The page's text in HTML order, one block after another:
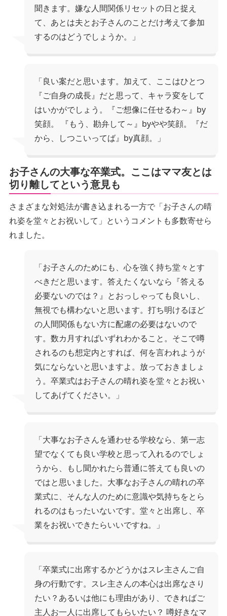
聞きます。嫌な人間関係リセットの日と捉え
て、あとは夫とお子さんのことだけ考えて参加
するのはどうでしょうか。」
「良い案だと思います。加えて、ここはひとつ
『ご自身の成長』だと思って、キャラ変をして
はいかがでしょう。『ご想像に任せるわ～』by
笑顔。 『もう、勘弁して～』byやや笑顔。『だ
から、しつこいってば』by真顔。」
お子さんの大事な卒業式。ここはママ友とは
切り離してという意見も
さまざまな対処法が書き込まれる一方で「お子さんの晴
れ姿を堂々とお祝いして」というコメントも多数寄せら
れました。
「お子さんのためにも、心を強く持ち堂々とす
べきだと思います。答えたくないなら『答える
必要ないのでは？』とおっしゃっても良いし、
無視でも構わないと思います。打ち明けるほど
の人間関係もない方に配慮の必要はないので
す。数カ月すればいずれわかること。そこで噂
されるのも想定内とすれば、何を言われようが
気にならないと思いますよ。放っておきましょ
う。卒業式はお子さんの晴れ姿を堂々とお祝い
してあげてください。」
「大事なお子さんを通わせる学校なら、第一志
望でなくても良い学校と思って入れるのでしょ
うから、もし聞かれたら普通に答えても良いの
ではと思いました。大事なお子さんの晴れの卒
業式に、そんな人のために意識や気持ちをとら
れるのはもったいないです。堂々と出席し、卒
業をお祝いできたらいいですね。」
「卒業式に出席するかどうかはスレ主さんご自
身の行動です。スレ主さんの本心は出席なさり
たい？あるいは他にも理由があり、できればご
主人お一人に出席してもらいたい？ 噂好きなマ